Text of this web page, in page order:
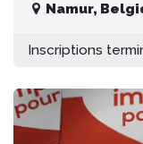
Namur,
Inscriptions